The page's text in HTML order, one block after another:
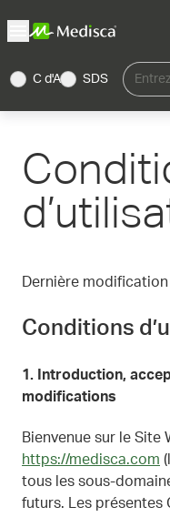
C d'A SDS
Dernière
Conditions
1.
Introduction,
modifications
Bienvenue sur le Site
https://medisca.com
tous les sous-
futurs. Les présentes